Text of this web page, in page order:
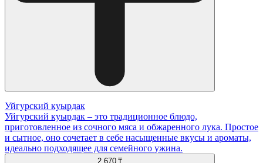
Уйгурский куырдак
Уйгурский куырдак – это традиционное блюдо,
приготовленное из сочного мяса и обжаренного лука. Простое
и сытное, оно сочетает в себе насыщенные вкусы и ароматы,
идеально подходящее для семейного ужина.
2 670 ₸